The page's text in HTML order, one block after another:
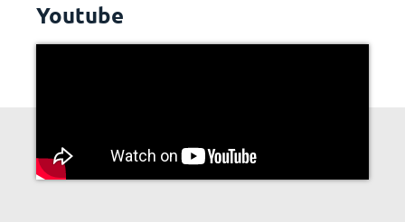
Youtube